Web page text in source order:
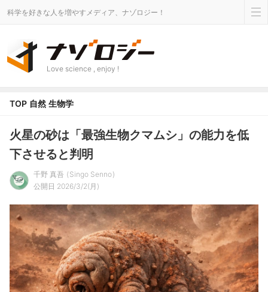
科学を好きな人を増やすメディア、ナゾロジー！
Love science , enjoy !
TOP 自然 生物学
火星の砂は「最強生物クマムシ」の能力を低
下させると判明
千野 真吾
Singo Senno
公開日 2026/3/2(月)